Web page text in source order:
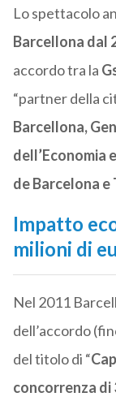
Lo spettacolo
Barcellona dal
accordo tra la
“partner della
Barcellona,
dell’Economia
de Barcelona e
Impatto
milioni di
Nel 2011
dell’accordo
del titolo di “
concorrenza di